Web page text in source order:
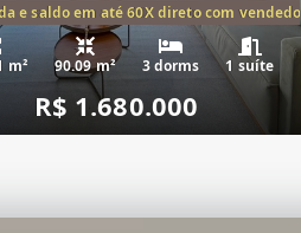
e saldo em até 60X direto com vendedor
m² 90.09 m² 3 dorms 1 suíte
R$ 1.680.000